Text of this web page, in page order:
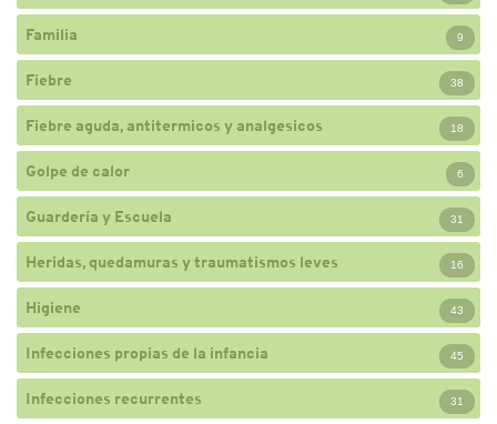
Familia 9
Fiebre 38
Fiebre aguda, antitermicos y analgesicos 18
Golpe de calor 6
Guardería y Escuela 31
Heridas, quedamuras y traumatismos leves 16
Higiene 43
Infecciones propias de la infancia 45
Infecciones recurrentes 31